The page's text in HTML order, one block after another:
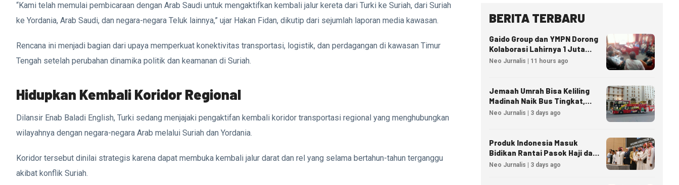
“Kami telah memulai pembicaraan dengan Arab Saudi untuk mengaktifkan kembali jalur kereta dari Turki ke Suriah, dari Suriah
ke Yordania, Arab Saudi, dan negara-negara Teluk lainnya,” ujar Hakan Fidan, dikutip dari sejumlah laporan media kawasan.
Rencana ini menjadi bagian dari upaya memperkuat konektivitas transportasi, logistik, dan perdagangan di kawasan Timur
Tengah setelah perubahan dinamika politik dan keamanan di Suriah.
Hidupkan Kembali Koridor Regional
Dilansir Enab Baladi English, Turki sedang menjajaki pengaktifan kembali koridor transportasi regional yang menghubungkan
wilayahnya dengan negara-negara Arab melalui Suriah dan Yordania.
Koridor tersebut dinilai strategis karena dapat membuka kembali jalur darat dan rel yang selama bertahun-tahun terganggu
akibat konflik Suriah.
BERITA TERBARU
Gaido Group dan YMPN Dorong
Kolaborasi Lahirnya 1 Juta
Pengusaha Ekonomi Syariah
Neo Jurnalis | 11 hours ago
Jemaah Umrah Bisa Keliling
Madinah Naik Bus Tingkat,
Tiket Mulai 40 Riyal
Neo Jurnalis | 3 days ago
Produk Indonesia Masuk
Bidikan Rantai Pasok Haji dan
Umrah Arab Saudi
Neo Jurnalis | 3 days ago